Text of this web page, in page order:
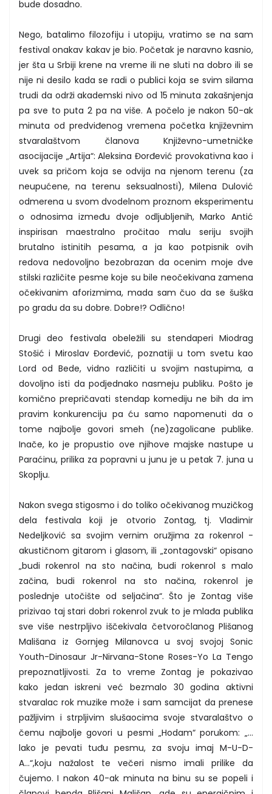
bude dosadno.
Nego, batalimo filozofiju i utopiju, vratimo se na sam
festival onakav kakav je bio. Početak je naravno kasnio,
jer šta u Srbiji krene na vreme ili ne sluti na dobro ili se
nije ni desilo kada se radi o publici koja se svim silama
trudi da održi akademski nivo od 15 minuta zakašnjenja
pa sve to puta 2 pa na više. A počelo je nakon 50-ak
minuta od predviđenog vremena početka književnim
stvaralaštvom članova Književno-umetničke
asocijacije „Artija“: Aleksina Đorđević provokativna kao i
uvek sa pričom koja se odvija na njenom terenu (za
neupućene, na terenu seksualnosti), Milena Dulović
odmerena u svom dvodelnom proznom eksperimentu
o odnosima između dvoje odljubljenih, Marko Antić
inspirisan maestralno pročitao malu seriju svojih
brutalno istinitih pesama, a ja kao potpisnik ovih
redova nedovoljno bezobrazan da ocenim moje dve
stilski različite pesme koje su bile neočekivana zamena
očekivanim aforizmima, mada sam čuo da se šuška
po gradu da su dobre. Dobre!? Odlično!
Drugi deo festivala obeležili su stendaperi Miodrag
Stošić i Miroslav Đorđević, poznatiji u tom svetu kao
Lord od Bede, vidno različiti u svojim nastupima, a
dovoljno isti da podjednako nasmeju publiku. Pošto je
komično prepričavati stendap komediju ne bih da im
pravim konkurenciju pa ću samo napomenuti da o
tome najbolje govori smeh (ne)zagolicane publike.
Inače, ko je propustio ove njihove majske nastupe u
Paraćinu, prilika za popravni u junu je u petak 7. juna u
Skoplju.
Nakon svega stigosmo i do toliko očekivanog muzičkog
dela festivala koji je otvorio Zontag, tj. Vladimir
Nedeljković sa svojim vernim oružjima za rokenrol -
akustičnom gitarom i glasom, ili „zontagovski“ opisano
„budi rokenrol na sto načina, budi rokenrol s malo
začina, budi rokenrol na sto načina, rokenrol je
poslednje utočište od seljačina“. Što je Zontag više
prizivao taj stari dobri rokenrol zvuk to je mlađa publika
sve više nestrpljivo iščekivala četvoročlanog Plišanog
Mališana iz Gornjeg Milanovca u svoj svojoj Sonic
Youth-Dinosaur Jr-Nirvana-Stone Roses-Yo La Tengo
prepoznatljivosti. Za to vreme Zontag je pokazivao
kako jedan iskreni već bezmalo 30 godina aktivni
stvaralac rok muzike može i sam samcijat da prenese
pažljivim i strpljivim slušaocima svoje stvaralaštvo o
čemu najbolje govori u pesmi „Hodam“ porukom: „...
lako je pevati tuđu pesmu, za svoju imaj M-U-D-
A...“,koju nažalost te večeri nismo imali prilike da
čujemo. I nakon 40-ak minuta na binu su se popeli i